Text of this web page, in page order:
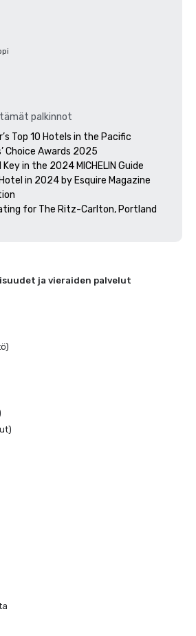
palkinnot
Top 10 Hotels in the Pacific
Choice Awards 2025
Key in the 2024 MICHELIN Guide
in 2024 by Esquire Magazine
for The Ritz-Carlton, Portland
ja vieraiden palvelut